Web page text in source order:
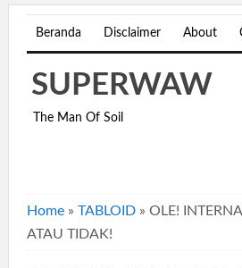
Beranda Disclaimer About
SUPERWAW
The Man Of Soil
Home » TABLOID » OLE!
ATAU TIDAK!